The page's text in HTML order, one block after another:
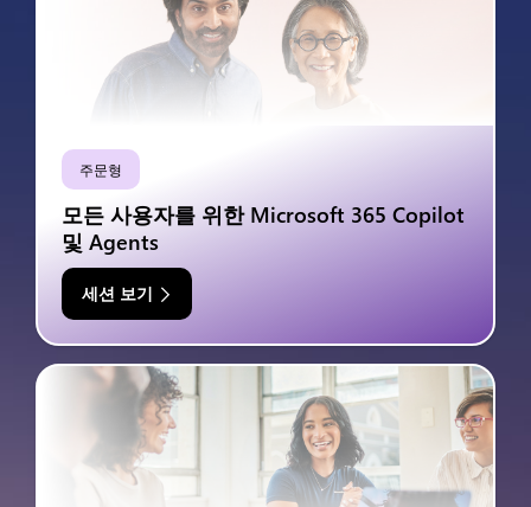
주문형
모든 사용자를 위한 Microsoft 365 Copilot
및 Agents
세션 보기